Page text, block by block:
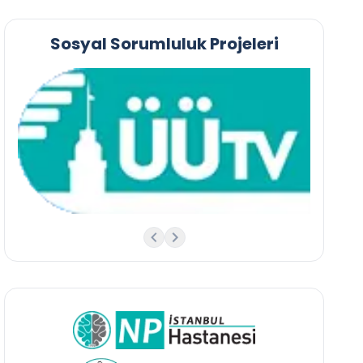
Sosyal Sorumluluk Projeleri